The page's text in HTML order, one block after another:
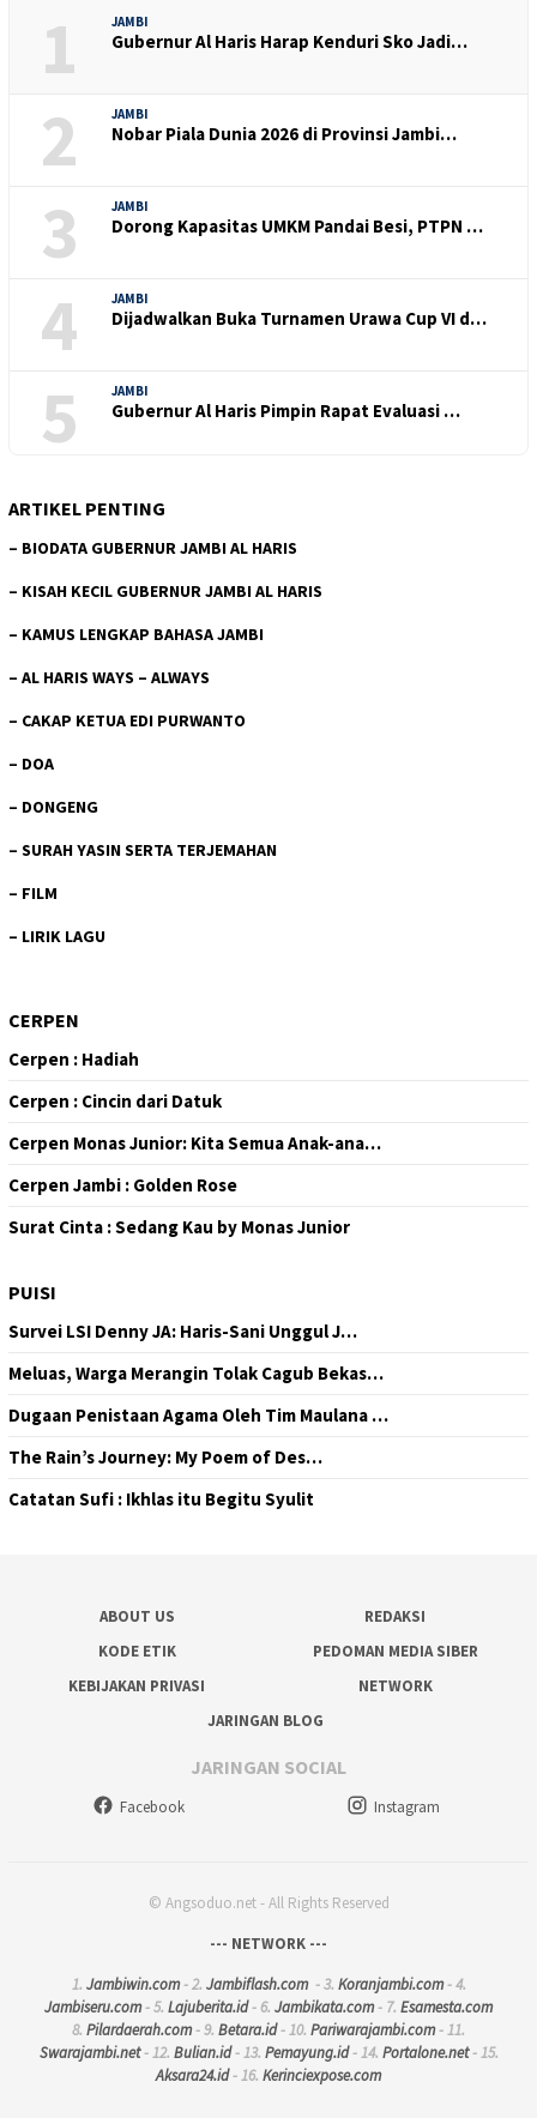
1 JAMBI
Gubernur Al Haris Harap Kenduri Sko Jadi…
2 JAMBI
Nobar Piala Dunia 2026 di Provinsi Jambi…
3 JAMBI
Dorong Kapasitas UMKM Pandai Besi, PTPN …
4 JAMBI
Dijadwalkan Buka Turnamen Urawa Cup VI d…
5 JAMBI
Gubernur Al Haris Pimpin Rapat Evaluasi …
ARTIKEL PENTING
– BIODATA GUBERNUR JAMBI AL HARIS
– KISAH KECIL GUBERNUR JAMBI AL HARIS
– KAMUS LENGKAP BAHASA JAMBI
– AL HARIS WAYS – ALWAYS
– CAKAP KETUA EDI PURWANTO
– DOA
– DONGENG
– SURAH YASIN SERTA TERJEMAHAN
– FILM
– LIRIK LAGU
CERPEN
Cerpen : Hadiah
Cerpen : Cincin dari Datuk
Cerpen Monas Junior: Kita Semua Anak-ana…
Cerpen Jambi : Golden Rose
Surat Cinta : Sedang Kau by Monas Junior
PUISI
Survei LSI Denny JA: Haris-Sani Unggul J…
Meluas, Warga Merangin Tolak Cagub Bekas…
Dugaan Penistaan Agama Oleh Tim Maulana …
The Rain’s Journey: My Poem of Des…
Catatan Sufi : Ikhlas itu Begitu Syulit
ABOUT US
REDAKSI
KODE ETIK
PEDOMAN MEDIA SIBER
KEBIJAKAN PRIVASI
NETWORK
JARINGAN BLOG
JARINGAN SOCIAL
Facebook Instagram
© Angsoduo.net - All Rights Reserved
--- NETWORK ---
1. Jambiwin.com- 2. Jambiflash.com- 3. Koranjambi.com- 4.
Jambiseru.com- 5. Lajuberita.id- 6. Jambikata.com- 7. Esamesta.com
8. Pilardaerah.com- 9. Betara.id- 10. Pariwarajambi.com- 11.
Swarajambi.net- 12. Bulian.id- 13. Pemayung.id- 14. Portalone.net- 15.
Aksara24.id- 16. Kerinciexpose.com